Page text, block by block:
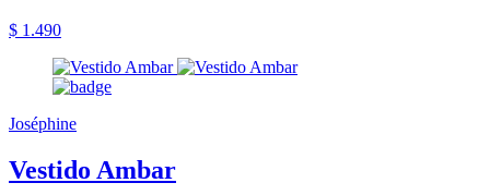
$ 1.490
Joséphine
Vestido Ambar